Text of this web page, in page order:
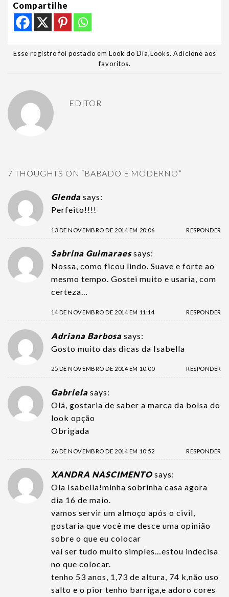
Compartilhe
Esse registro foi postado em Look do Dia,Looks. Adicione aos
favoritos.
EDITOR
7 THOUGHTS ON “BABADO E MODERNO”
Glenda says:
Perfeito!!!!
13 DE NOVEMBRO DE 2014 EM 20:06 RESPONDER
Sabrina Guimaraes says:
Nossa, como ficou lindo. Suave e forte ao
mesmo tempo. Gostei muito e usaria, com
certeza…
14 DE NOVEMBRO DE 2014 EM 11:14 RESPONDER
Adriana Barbosa says:
Gosto muito das dicas da Isabella
25 DE NOVEMBRO DE 2014 EM 10:00 RESPONDER
Gabriela says:
Olá, gostaria de saber a marca da bolsa do
look opção
Obrigada
26 DE NOVEMBRO DE 2014 EM 10:52 RESPONDER
XANDRA NASCIMENTO says:
Ola Isabella!minha sobrinha casa agora
dia 16 de maio.
vamos servir um almoço após o civil,
gostaria que você me desce uma opinião
sobre o que eu colocar
vai ser tudo muito simples…estou indecisa
no que colocar.
tenho 53 anos, 1,73 de altura, 74 k,não uso
salto e o pior tenho barriga,e adoro cores